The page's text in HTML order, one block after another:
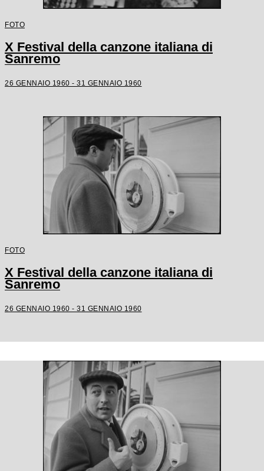
FOTO
X Festival della canzone italiana di
Sanremo
26 GENNAIO 1960 - 31 GENNAIO 1960
FOTO
X Festival della canzone italiana di
Sanremo
26 GENNAIO 1960 - 31 GENNAIO 1960